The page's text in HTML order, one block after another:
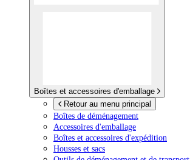
Boîtes et accessoires d'emballage
Retour au menu principal
Boîtes de déménagement
Accessoires d'emballage
Boîtes et accessoires d'expédition
Housses et sacs